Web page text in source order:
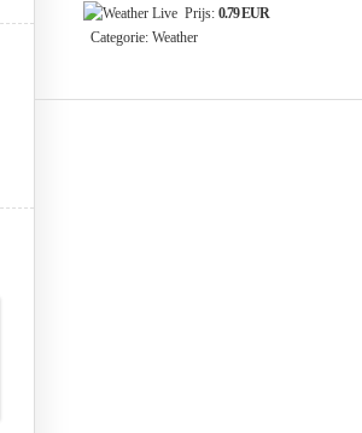
Prijs: 0.79 EUR
Categorie: Weather